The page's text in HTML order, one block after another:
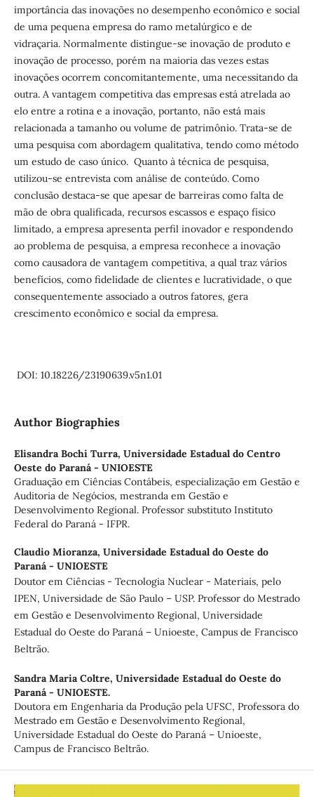
importância das inovações no desempenho econômico e social
de uma pequena empresa do ramo metalúrgico e de
vidraçaria. Normalmente distingue-se inovação de produto e
inovação de processo, porém na maioria das vezes estas
inovações ocorrem concomitantemente, uma necessitando da
outra. A vantagem competitiva das empresas está atrelada ao
elo entre a rotina e a inovação, portanto, não está mais
relacionada a tamanho ou volume de patrimônio. Trata-se de
uma pesquisa com abordagem qualitativa, tendo como método
um estudo de caso único. Quanto à técnica de pesquisa,
utilizou-se entrevista com análise de conteúdo. Como
conclusão destaca-se que apesar de barreiras como falta de
mão de obra qualificada, recursos escassos e espaço físico
limitado, a empresa apresenta perfil inovador e respondendo
ao problema de pesquisa, a empresa reconhece a inovação
como causadora de vantagem competitiva, a qual traz vários
benefícios, como fidelidade de clientes e lucratividade, o que
consequentemente associado a outros fatores, gera
crescimento econômico e social da empresa.
DOI: 10.18226/23190639.v5n1.01
Author Biographies
Elisandra Bochi Turra, Universidade Estadual do Centro
Oeste do Paraná - UNIOESTE
Graduação em Ciências Contábeis, especialização em Gestão e
Auditoria de Negócios, mestranda em Gestão e
Desenvolvimento Regional. Professor substituto Instituto
Federal do Paraná - IFPR.
Claudio Mioranza, Universidade Estadual do Oeste do
Paraná - UNIOESTE
Doutor em Ciências - Tecnologia Nuclear - Materiais, pelo
IPEN, Universidade de São Paulo – USP. Professor do Mestrado
em Gestão e Desenvolvimento Regional, Universidade
Estadual do Oeste do Paraná – Unioeste, Campus de Francisco
Beltrão.
Sandra Maria Coltre, Universidade Estadual do Oeste do
Paraná - UNIOESTE.
Doutora em Engenharia da Produção pela UFSC, Professora do
Mestrado em Gestão e Desenvolvimento Regional,
Universidade Estadual do Oeste do Paraná – Unioeste,
Campus de Francisco Beltrão.